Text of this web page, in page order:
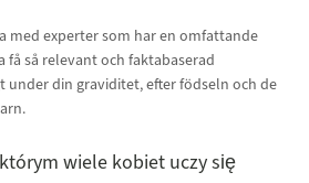
med experter som har en omfattande
så relevant och faktabaserad
din graviditet, efter födseln och de
wiele kobiet uczy się